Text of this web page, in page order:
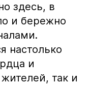
здесь, в
и бережно
настолько
и
так и